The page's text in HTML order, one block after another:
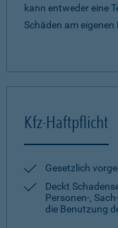
kann entweder eine
Schäden am
Kfz-Haftpflicht
Gesetzlich
Deckt
Personen-,
die Benutzung